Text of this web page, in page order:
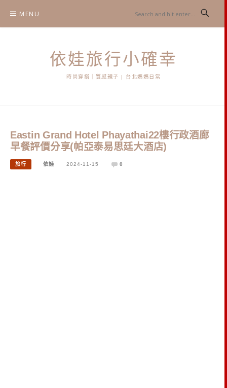
content
MENU
依娃旅行小確幸
時尚穿搭｜質感親子 | 台北媽媽日常
Eastin Grand Hotel Phayathai22樓行政酒廊
早餐評價分享(帕亞泰易思廷大酒店)
旅行 依娃 2024-11-15 0